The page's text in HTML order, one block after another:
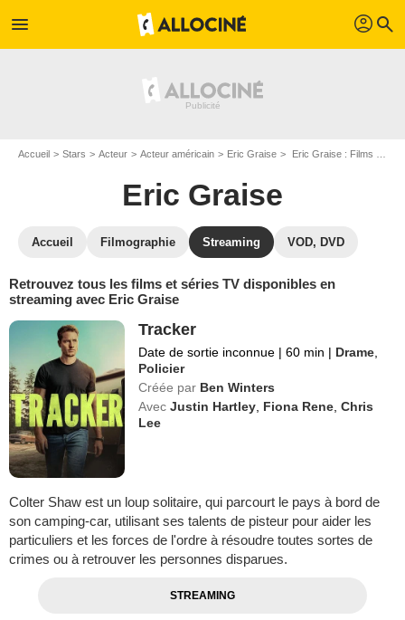
menu profil search
Accueil Stars Acteur Acteur américain Eric Graise Eric Graise : Films et séries online
Eric Graise
Accueil Filmographie Streaming VOD, DVD
Retrouvez tous les films et séries TV disponibles en
streaming avec Eric Graise
Tracker
Date de sortie inconnue | 60 min | Drame
Policier
Créée par Ben Winters
Avec Justin Hartley Fiona Rene ,Chris
Lee
Colter Shaw est un loup solitaire, qui parcourt le pays à bord de
son camping-car, utilisant ses talents de pisteur pour aider les
particuliers et les forces de l'ordre à résoudre toutes sortes de
crimes ou à retrouver les personnes disparues.
STREAMING